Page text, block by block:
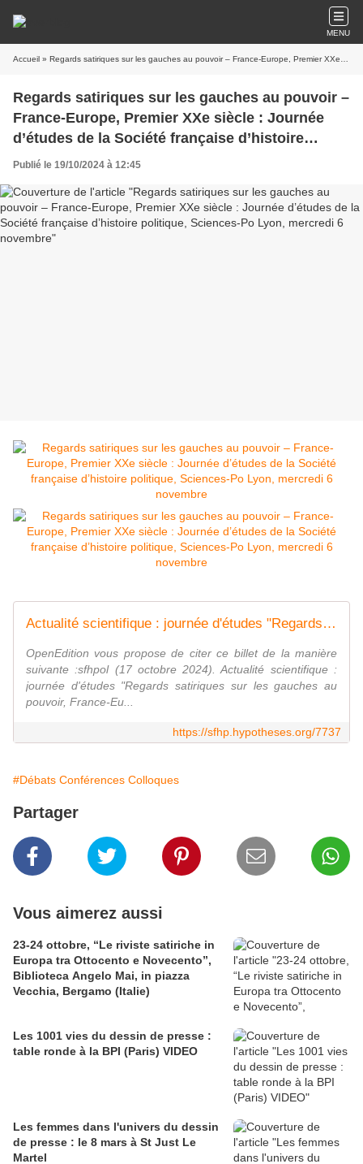
MENU
Accueil » Regards satiriques sur les gauches au pouvoir – France-Europe, Premier XXe siècle : Journée d’études de la Société française d’histoire politique, Sciences-Po Lyon, mercredi 6 novembre
Regards satiriques sur les gauches au pouvoir –
France-Europe, Premier XXe siècle : Journée
d’études de la Société française d’histoire
politique, Sciences-Po Lyon, mercredi 6
Publié le 19/10/2024 à 12:45
Actualité scientifique : journée d'études "Regards satiriques sur les gauches au pouvoir, France-Europe, premier XXe siècle", Sciences Po Lyon, 6 novembre 2024
OpenEdition vous propose de citer ce billet de la manière
suivante :sfhpol (17 octobre 2024). Actualité scientifique :
journée d'études "Regards satiriques sur les gauches au
pouvoir, France-Eu...
https://sfhp.hypotheses.org/7737
#Débats Conférences Colloques
Partager
Vous aimerez aussi
23-24 ottobre, “Le riviste satiriche in
Europa tra Ottocento e Novecento”,
Biblioteca Angelo Mai, in piazza
Vecchia, Bergamo (Italie)
Les 1001 vies du dessin de presse :
table ronde à la BPI (Paris) VIDEO
Les femmes dans l'univers du dessin
de presse : le 8 mars à St Just Le
Martel